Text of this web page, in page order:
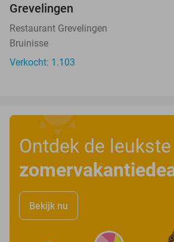
Grevelingen
Restaurant Grevelingen
Bruinisse
Verkocht: 1.103
Ontdek de leukste
Bekijk nu